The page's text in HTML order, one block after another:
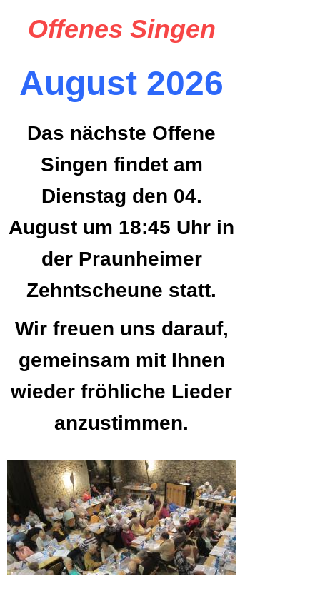
Offenes Singen
August 2026
Das nächste Offene
Singen findet am
Dienstag den 04.
August um 18:45 Uhr in
der Praunheimer
Zehntscheune statt.
Wir freuen uns darauf,
gemeinsam mit Ihnen
wieder fröhliche Lieder
anzustimmen.